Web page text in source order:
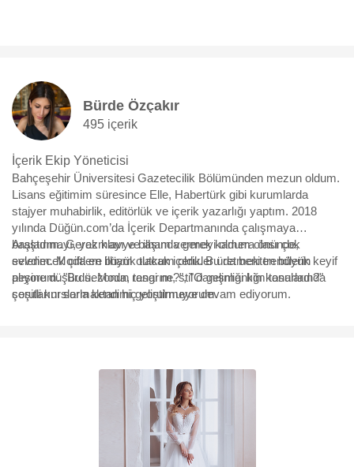
Bürde Özçakır
495 içerik
İçerik Ekip Yöneticisi
Bahçeşehir Üniversitesi Gazetecilik Bölümünden mezun oldum.
Lisans eğitimim süresince Elle, Habertürk gibi kurumlarda
stajyer muhabirlik, editörlük ve içerik yazarlığı yaptım. 2018
yılında Düğün.com’da İçerik Departmanında çalışmaya
başladım. Gerek klavye başında gerek kamera önünde,
evlenecek çiftlere ilham olacak içerikler üretmekten büyük keyif
alıyorum. "Bu sezonun rengi ne?", "O gelinliği kim tasarladı?"
sorularını sormaktan hiç yorulmuyorum.
Araştırmayı, yazmayı ve ilham vermeyi oldum olası çok
sevdim. Moda en büyük tutkum oldu. Bu da beni trendlerin
peşine düşürdü. Moda, tasarım, stil danışmanlığı konularında
çeşitli kurslarla kendimi geliştirmeye devam ediyorum.